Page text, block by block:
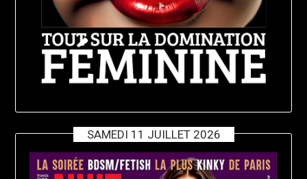
SAMEDI 11 JUILLET 2026